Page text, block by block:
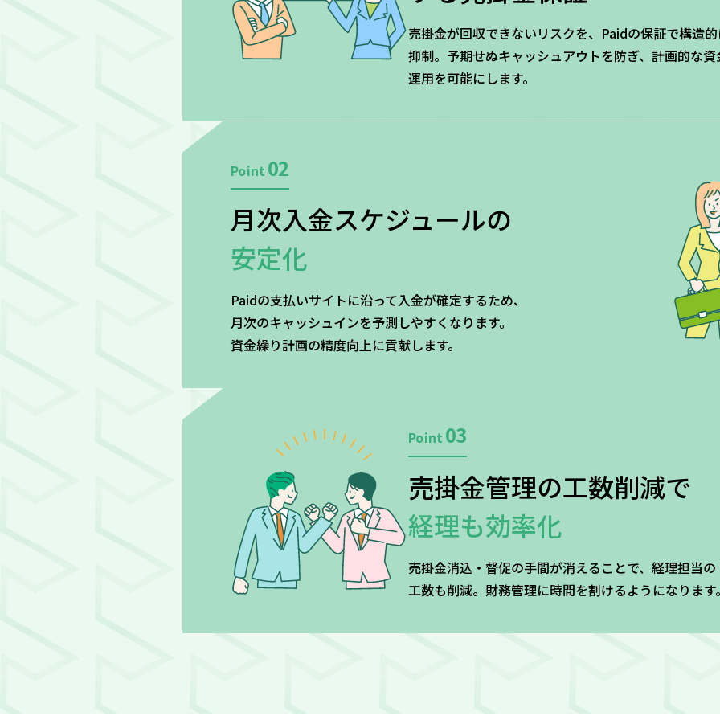
売掛金が回収できないリスクを、Paidの保証で構造
抑制。予期せぬキャッシュアウトを防ぎ、計画的な資
運用を可能にします。
Point 02
月次入金スケジュールの
安定化
Paidの支払いサイトに沿って入金が確定するため、
月次のキャッシュインを予測しやすくなります。
資金繰り計画の精度向上に貢献します。
Point 03
売掛金管理の工数削減で
経理も効率化
売掛金消込・督促の手間が消えることで、経理担当の
工数も削減。財務管理に時間を割けるようになります